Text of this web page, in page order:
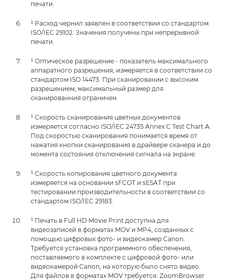
печати.
¹ Расход чернил заявлен в соответствии со стандартом
ISO/IEC 29102. Значения получены при непрерывной
печати.
¹ Оптическое разрешение - показатель максимального
аппаратного разрешения, измеряется в соответствии со
стандартом ISO 14473. При сканировании с высоким
разрешением, максимальный размер для
сканированния ограничен.
¹ Скорость сканирования цветных документов
измеряется согласно ISO/IEC 24735 Annex C Test Chart A.
Под скоростью сканирования понимается время от
нажатия кнопки сканирования в драйвере сканера и до
момента состояния отключения сигнала на экране.
¹ Скорость копирования цветного документа
измеряется на основании sFCOT и sESAT при
тестировании производительности в соответствии со
стандартом ISO/IEC 29183.
¹ Печать в Full HD Movie Print доступна для
видеозаписей в форматах MOV и MP4, созданных с
помощью цифровых фото- и видеокамер Canon.
Требуется установка программного обеспечения,
поставляемого в комплекте с цифровой фото- или
видеокамерой Canon, на которую было снято видео.
Для файлов в форматах MOV требуется: ZoomBrowser